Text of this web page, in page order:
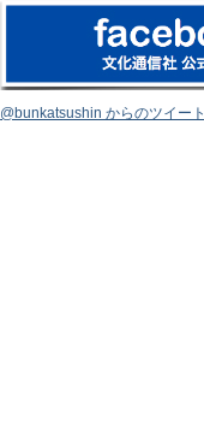
@bunkatsushin からのツイート